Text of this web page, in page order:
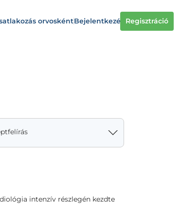
orvoskéntBejelentkezés Regisztráció
intenzív részlegén kezdte